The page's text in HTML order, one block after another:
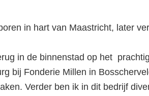
in hart van Maastricht, later
in de binnenstad op het
bij Fonderie Millen in
Verder ben ik in dit bedrijf